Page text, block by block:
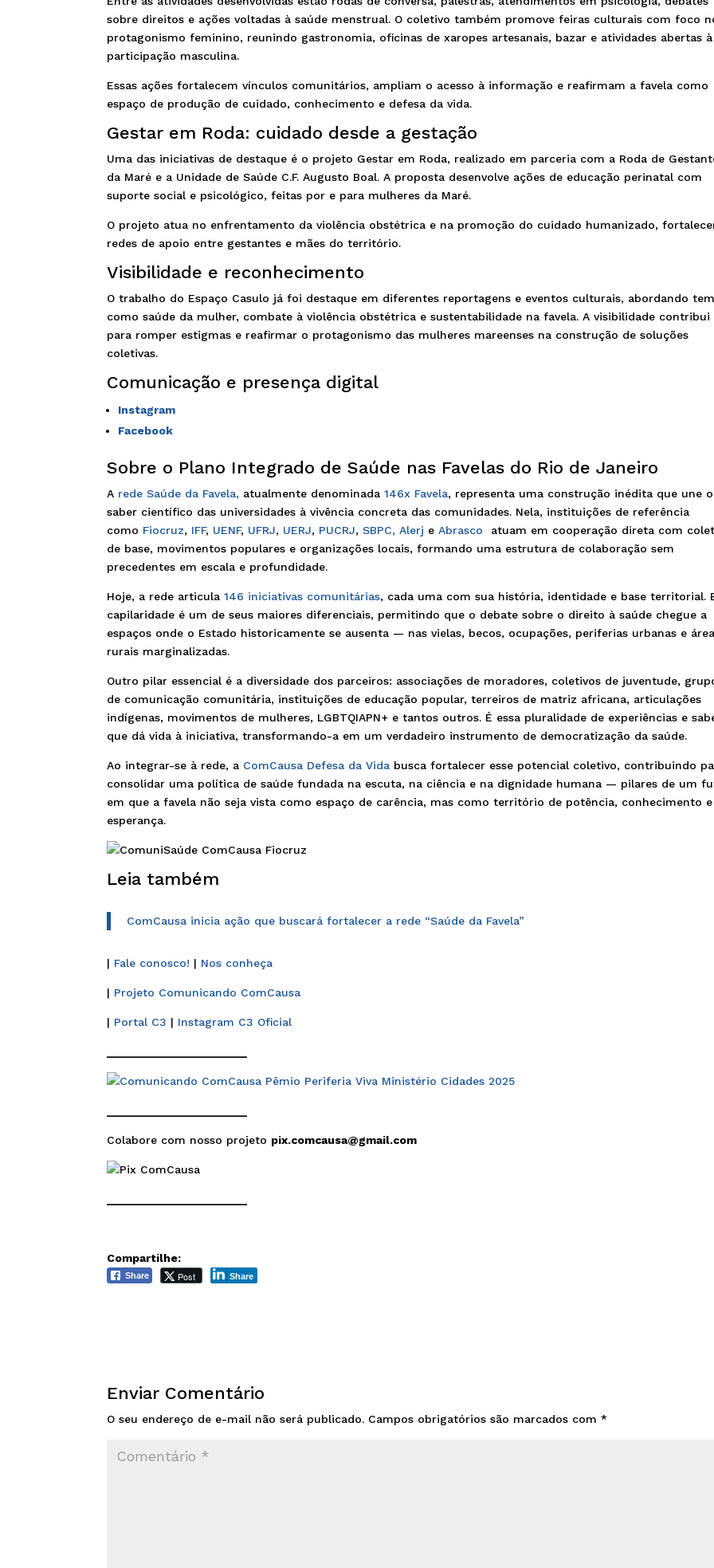
sobre direitos e ações voltadas à saúde menstrual. O coletivo também promove feiras culturais com foco
protagonismo feminino, reunindo gastronomia, oficinas de xaropes artesanais, bazar e atividades abertas à
participação masculina.
Essas ações fortalecem vínculos comunitários, ampliam o acesso à informação e reafirmam a favela como
espaço de produção de cuidado, conhecimento e defesa da vida.
Gestar em Roda: cuidado desde a gestação
Uma das iniciativas de destaque é o projeto Gestar em Roda, realizado em parceria com a Roda de
da Maré e a Unidade de Saúde C.F. Augusto Boal. A proposta desenvolve ações de educação perinatal com
suporte social e psicológico, feitas por e para mulheres da Maré.
O projeto atua no enfrentamento da violência obstétrica e na promoção do cuidado humanizado,
redes de apoio entre gestantes e mães do território.
Visibilidade e reconhecimento
O trabalho do Espaço Casulo já foi destaque em diferentes reportagens e eventos culturais, abordando
como saúde da mulher, combate à violência obstétrica e sustentabilidade na favela. A visibilidade contribui
para romper estigmas e reafirmar o protagonismo das mulheres mareenses na construção de soluções
coletivas.
Comunicação e presença digital
Instagram
Facebook
Sobre o Plano Integrado de Saúde nas Favelas do Rio de Janeiro
A rede Saúde da Favela, atualmente denominada146x Favela, representa uma construção inédita que une o
saber científico das universidades à vivência concreta das comunidades. Nela, instituições de referência
como Fiocruz, IFF, UENF, UFRJ, UERJ, PUCRJ,SBPC,Alerj eAbrasco atuam em cooperação direta com
de base, movimentos populares e organizações locais, formando uma estrutura de colaboração sem
precedentes em escala e profundidade.
Hoje, a rede articula146 iniciativas comunitárias, cada uma com sua história, identidade e base territorial.
capilaridade é um de seus maiores diferenciais, permitindo que o debate sobre o direito à saúde chegue a
espaços onde o Estado historicamente se ausenta — nas vielas, becos, ocupações, periferias urbanas e
rurais marginalizadas.
Outro pilar essencial é a diversidade dos parceiros: associações de moradores, coletivos de juventude,
de comunicação comunitária, instituições de educação popular, terreiros de matriz africana, articulações
indígenas, movimentos de mulheres, LGBTQIAPN+ e tantos outros. É essa pluralidade de experiências e
que dá vida à iniciativa, transformando-a em um verdadeiro instrumento de democratização da saúde.
Ao integrar-se à rede, a ComCausa Defesa da Vida busca fortalecer esse potencial coletivo, contribuindo
consolidar uma política de saúde fundada na escuta, na ciência e na dignidade humana — pilares de um
em que a favela não seja vista como espaço de carência, mas como território de potência, conhecimento e
esperança.
Leia também
ComCausa inicia ação que buscará fortalecer a rede “Saúde da Favela”
| Fale conosco! | Nos conheça
| Projeto Comunicando ComCausa
| Portal C3 | Instagram C3 Oficial
Colabore com nosso projeto pix.comcausa@gmail.com
Compartilhe:
Share Post Share
Enviar Comentário
O seu endereço de e-mail não será publicado. Campos obrigatórios são marcados com*